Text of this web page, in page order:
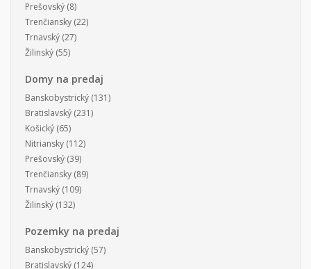
Prešovský (8)
Trenčiansky (22)
Trnavský (27)
Žilinský (55)
Domy na predaj
Banskobystrický (131)
Bratislavský (231)
Košický (65)
Nitriansky (112)
Prešovský (39)
Trenčiansky (89)
Trnavský (109)
Žilinský (132)
Pozemky na predaj
Banskobystrický (57)
Bratislavský (124)